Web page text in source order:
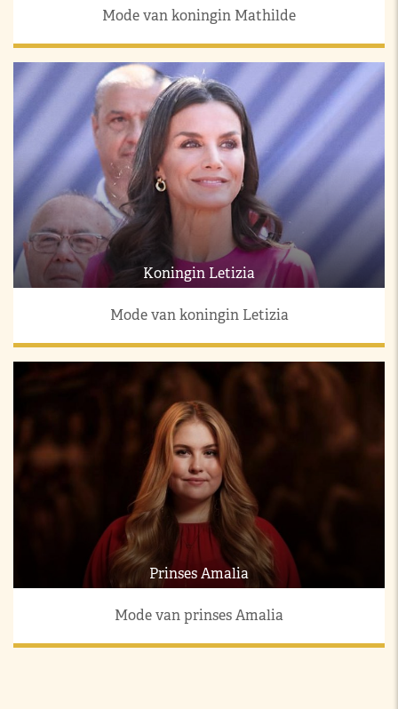
Mode van koningin Mathilde
Koningin Letizia
Mode van koningin Letizia
Prinses Amalia
Mode van prinses Amalia